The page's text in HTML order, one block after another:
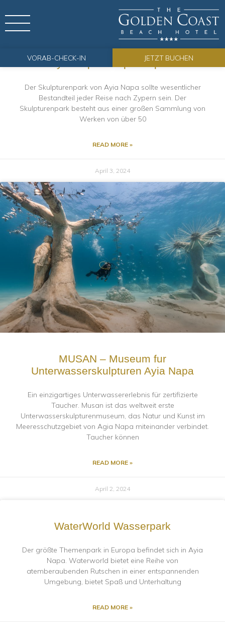
VORAB-CHECK-IN JETZT BUCHEN
Freizeitparks
Ayia Napa Skulpturenpark
Der Skulpturenpark von Ayia Napa sollte wesentlicher
Bestandteil jeder Reise nach Zypern sein. Der
Skulpturenpark besteht aus einer großen Sammlung von
Werken von über 50
READ MORE »
April 3, 2024
MUSAN – Museum fur
Unterwasserskulpturen Ayia Napa
Ein einzigartiges Unterwassererlebnis für zertifizierte
Taucher. Musan ist das weltweit erste
Unterwasserskulpturenmuseum, das Natur und Kunst im
Meeresschutzgebiet von Agia Napa miteinander verbindet.
Taucher können
READ MORE »
April 2, 2024
WaterWorld Wasserpark
Der größte Themenpark in Europa befindet sich in Ayia
Napa. Waterworld bietet eine Reihe von
atemberaubenden Rutschen in einer entspannenden
Umgebung, bietet Spaß und Unterhaltung
READ MORE »